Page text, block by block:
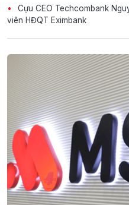
Cựu CEO Techcombank
viên HĐQT Eximbank